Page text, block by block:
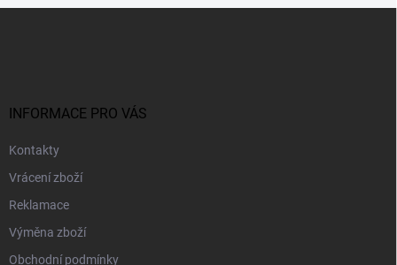
INFORMACE PRO VÁS
Kontakty
Vrácení zboží
Reklamace
Výměna zboží
Obchodní podmínky